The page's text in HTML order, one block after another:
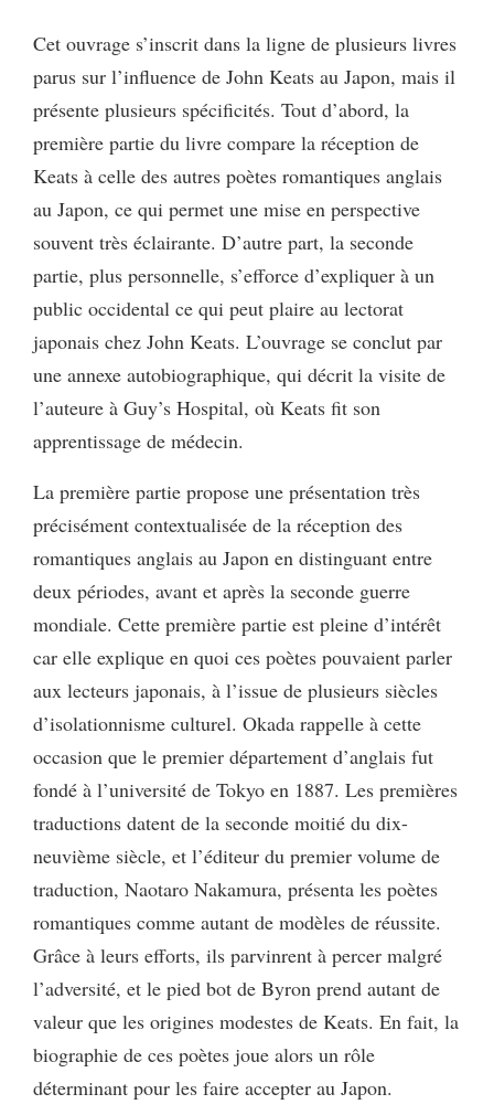
Cet ouvrage s’inscrit dans la ligne de plusieurs livres
parus sur l’influence de John Keats au Japon, mais il
présente plusieurs spécificités. Tout d’abord, la
première partie du livre compare la réception de
Keats à celle des autres poètes romantiques anglais
au Japon, ce qui permet une mise en perspective
souvent très éclairante. D’autre part, la seconde
partie, plus personnelle, s’efforce d’expliquer à un
public occidental ce qui peut plaire au lectorat
japonais chez John Keats. L’ouvrage se conclut par
une annexe autobiographique, qui décrit la visite de
l’auteure à Guy’s Hospital, où Keats fit son
apprentissage de médecin.
La première partie propose une présentation très
précisément contextualisée de la réception des
romantiques anglais au Japon en distinguant entre
deux périodes, avant et après la seconde guerre
mondiale. Cette première partie est pleine d’intérêt
car elle explique en quoi ces poètes pouvaient parler
aux lecteurs japonais, à l’issue de plusieurs siècles
d’isolationnisme culturel. Okada rappelle à cette
occasion que le premier département d’anglais fut
fondé à l’université de Tokyo en 1887. Les premières
traductions datent de la seconde moitié du dix-
neuvième siècle, et l’éditeur du premier volume de
traduction, Naotaro Nakamura, présenta les poètes
romantiques comme autant de modèles de réussite.
Grâce à leurs efforts, ils parvinrent à percer malgré
l’adversité, et le pied bot de Byron prend autant de
valeur que les origines modestes de Keats. En fait, la
biographie de ces poètes joue alors un rôle
déterminant pour les faire accepter au Japon.